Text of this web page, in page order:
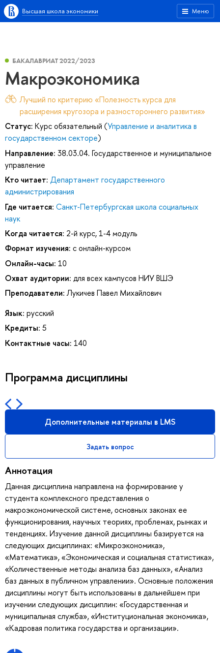
Меню
Высшая школа экономики
БАКАЛАВРИАТ 2022/2023
Макроэкономика
Лучший по критерию «Полезность курса для
расширения кругозора и разностороннего развития»
Статус: Курс обязательный (Управление и аналитика в
государственном секторе)
Направление: 38.03.04. Государственное и муниципальное
управление
Кто читает: Департамент государственного
администрирования
Где читается: Санкт-Петербургская школа социальных
наук
Когда читается: 2-й курс, 1-4 модуль
Формат изучения: с онлайн-курсом
Онлайн-часы: 10
Охват аудитории: для всех кампусов НИУ ВШЭ
Преподаватели: Лукичев Павел Михайлович
Язык: русский
Кредиты: 5
Контактные часы: 140
Программа дисциплины
Дополнительные материалы в LMS
Задать вопрос
Аннотация
Данная дисциплина направлена на формирование у
студента комплексного представления о
макроэкономической системе, основных законах ее
функционирования, научных теориях, проблемах, рынках и
тенденциях. Изучение данной дисциплины базируется на
следующих дисциплинах: «Микроэкономика»,
«Математика», «Экономическая и социальная статистика»,
«Количественные методы анализа баз данных», «Анализ
баз данных в публичном управлении». Основные положения
дисциплины могут быть использованы в дальнейшем при
изучении следующих дисциплин: «Государственная и
муниципальная служба», «Институциональная экономика»,
«Кадровая политика государства и организации».